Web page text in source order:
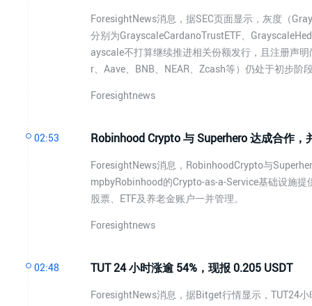
ForesightNews消息，据SEC页面显示，灰度（
分别为GrayscaleCardanoTrustETF、
ayscale不打算继续推进相关份额发行，且注册声
r、Aave、BNB、NEAR、Zcash等）仍处于初步阶
Foresightnews
02:53 Robinhood Crypto 与 Superhero 达成合作
ForesightNews消息，RobinhoodCrypto与
mpbyRobinhood的Crypto-as-a-Service基础设施
股票、ETF及养老金账户一并管理。
Foresightnews
02:48 TUT 24 小时涨逾 54%，现报 0.205 USDT
ForesightNews消息，据Bitget行情显示，TUT24